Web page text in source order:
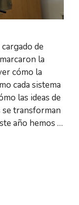
de
la
cómo la
cada sistema
las ideas de
transforman
año hemos …